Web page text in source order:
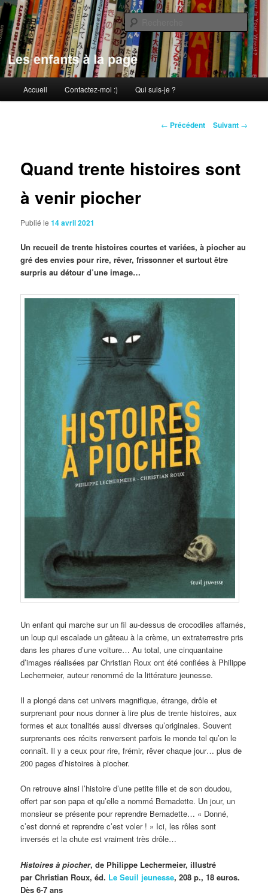
Aller
au
contenu
principalLes enfants à la page
principal
Accueil Contactez-moi :) Qui suis-je ?
Navigation
← Précédent Suivant →
Quand trente histoires sont
à venir piocher
Publié le14 avril 2021
Un recueil de trente histoires courtes et variées, à piocher au
gré des envies pour rire, rêver, frissonner et surtout être
surpris au détour d’une image…
Un enfant qui marche sur un fil au-dessus de crocodiles affamés,
un loup qui escalade un gâteau à la crème, un extraterrestre pris
dans les phares d’une voiture… Au total, une cinquantaine
d’images réalisées par Christian Roux ont été confiées à Philippe
Lechermeier, auteur renommé de la littérature jeunesse.
Il a plongé dans cet univers magnifique, étrange, drôle et
surprenant pour nous donner à lire plus de trente histoires, aux
formes et aux tonalités aussi diverses qu’originales. Souvent
surprenants ces récits renversent parfois le monde tel qu’on le
connaît. Il y a ceux pour rire, frémir, rêver chaque jour… plus de
200 pages d’histoires à piocher.
On retrouve ainsi l’histoire d’une petite fille et de son doudou,
offert par son papa et qu’elle a nommé Bernadette. Un jour, un
monsieur se présente pour reprendre Bernadette… « Donné,
c’est donné et reprendre c’est voler ! » Ici, les rôles sont
inversés et la chute est vraiment très drôle…
Histoires à piocher, de Philippe Lechermeier, illustré
par Christian Roux, éd. Le Seuil jeunesse, 208 p., 18 euros.
Dès 6-7 ans